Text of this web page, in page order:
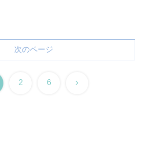
次のページ
2 6 次